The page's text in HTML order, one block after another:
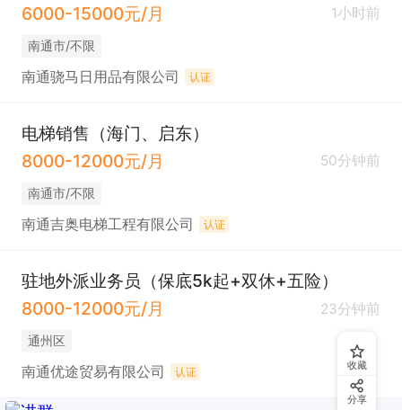
6000-15000元/月
1小时前
南通市/不限
南通骁马日用品有限公司 认证
电梯销售（海门、启东）
8000-12000元/月
50分钟前
南通市/不限
南通吉奥电梯工程有限公司 认证
驻地外派业务员（保底5k起+双休+五险）
8000-12000元/月
23分钟前
通州区
南通优途贸易有限公司 认证 收藏
分享